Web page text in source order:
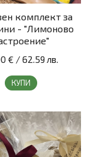
комплект за
- "Лимоново
€ /62.59 лв.
КУПИ